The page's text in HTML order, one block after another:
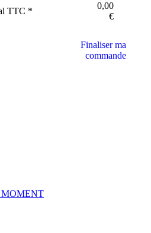
TTC *
0,00
€
Finaliser ma
commande
MOMENT